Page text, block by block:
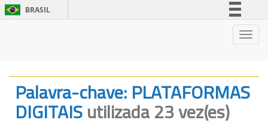
BRASIL
Legislação
Canais
Palavra-chave: PLATAFORMAS
DIGITAISutilizada 23 vez(es)